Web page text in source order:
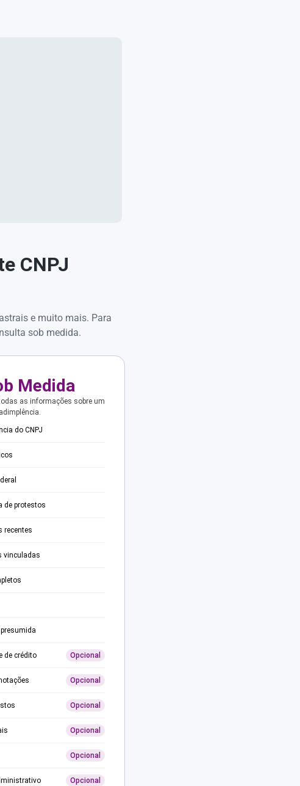
CNPJ
e muito mais. Para
sob medida.
Medida
as informações sobre um
do CNPJ
de protestos
recentes
vinculadas
de crédito Opcional
Opcional
Opcional
Opcional
Opcional
Opcional